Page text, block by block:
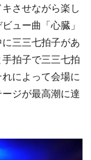
させながら楽し
ュー曲「心臓」
三三七拍子があ
拍子で三三七拍
によって会場に
ジが最高潮に達